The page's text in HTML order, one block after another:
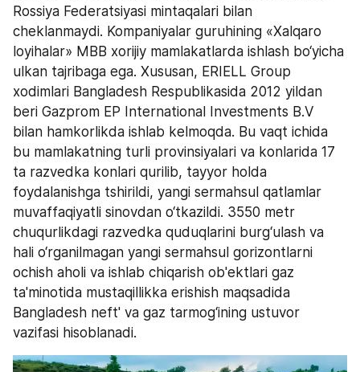
Rossiya Federatsiyasi mintaqalari bilan
cheklanmaydi. Kompaniyalar guruhining «Xalqaro
loyihalar» MBB xorijiy mamlakatlarda ishlash bo‘yicha
ulkan tajribaga ega. Xususan, ERIELL Group
xodimlari Bangladesh Respublikasida 2012 yildan
beri Gazprom EP International Investments B.V
bilan hamkorlikda ishlab kelmoqda. Bu vaqt ichida
bu mamlakatning turli provinsiyalari va konlarida 17
ta razvedka konlari qurilib, tayyor holda
foydalanishga tshirildi, yangi sermahsul qatlamlar
muvaffaqiyatli sinovdan o‘tkazildi. 3550 metr
chuqurlikdagi razvedka quduqlarini burg‘ulash va
hali o‘rganilmagan yangi sermahsul gorizontlarni
ochish aholi va ishlab chiqarish ob'ektlari gaz
ta'minotida mustaqillikka erishish maqsadida
Bangladesh neft' va gaz tarmog‘ining ustuvor
vazifasi hisoblanadi.